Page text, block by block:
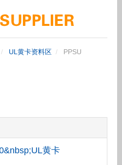
UL黄卡资料区 PPSU
黄卡